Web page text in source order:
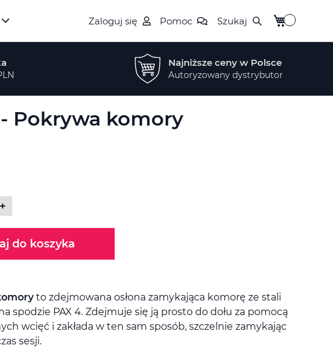
Zaloguj się Pomoc Szukaj Mój koszyk
Najniższe ceny w Polsce
Autoryzowany dystrybutor
- Pokrywa komory
+
do koszyka
to zdejmowana osłona zamykająca komorę ze stali
spodzie PAX 4. Zdejmuje się ją prosto do dołu za pomocą
wcięć i zakłada w ten sam sposób, szczelnie zamykając
sesji.